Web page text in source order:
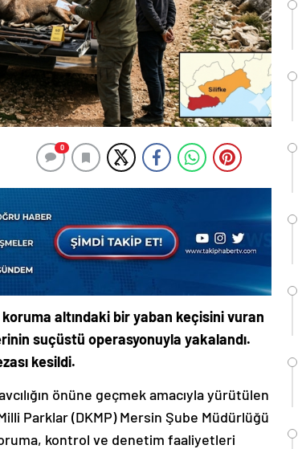
0
koruma altındaki bir yaban keçisini vuran
suçüstü operasyonuyla yakalandı.
kesildi.
önüne geçmek amacıyla yürütülen
Parklar (DKMP) Mersin Şube Müdürlüğü
kontrol ve denetim faaliyetleri